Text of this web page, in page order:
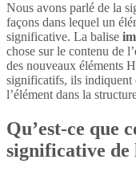
Nous avons parlé de la
façons dans lequel un
significative. La balise
chose sur le contenu de
des nouveaux éléments
significatifs, ils indiquent
l’élément dans la
Qu’est-ce que
significative